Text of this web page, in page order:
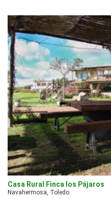
Casa Rural Finca los Pájaros
Navahermosa, Toledo